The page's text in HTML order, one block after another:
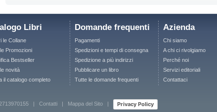
Libri
le Collane
Promozioni
Bestseller
novità
il catalogo completo
Domande frequenti
Pagamenti
Spedizioni e tempi di consegna
Spedizione a più indirizzi
Pubblicare un libro
Tutte le domande frequenti
Azienda
Chi siamo
A chi ci rivolgiamo
Perché noi
Servizi editoriali
Contattaci
| Contatti Mappa del Sito Privacy Policy